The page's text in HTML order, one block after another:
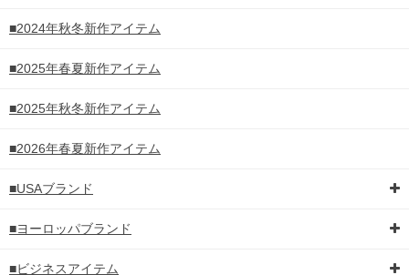
■2024年秋冬新作アイテム
■2025年春夏新作アイテム
■2025年秋冬新作アイテム
■2026年春夏新作アイテム
■USAブランド
■ヨーロッパブランド
■ビジネスアイテム